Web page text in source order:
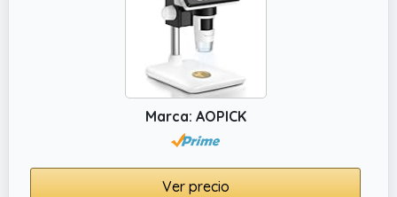
ajustar para ajustar el brillo, y su iluminancia
máxima es de 60.000 Lux.
✔️ Objetivo con Montura C y Zoom 150X: El
microscopio digital adopta Objetivo con
Montura C y Zoom 150X, la distancia máxima
de trabajo de la lente puede alcanzar
1000mm, y el aumento en la pantalla es
1150X. Puede ajustar el aumento por la perilla
Marca: AOPICK
Ver precio